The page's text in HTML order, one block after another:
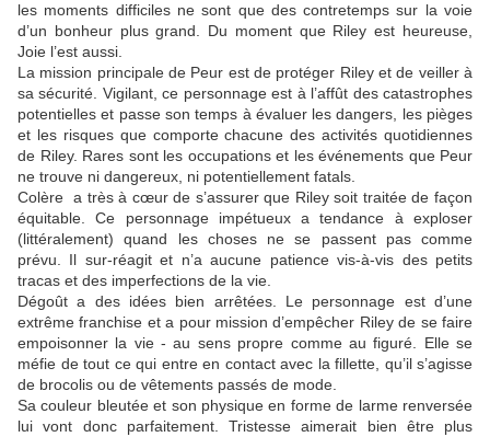
les moments difficiles ne sont que des contretemps sur la voie
d’un bonheur plus grand. Du moment que Riley est heureuse,
Joie l’est aussi.
La mission principale de Peur est de protéger Riley et de veiller à
sa sécurité. Vigilant, ce personnage est à l’affût des catastrophes
potentielles et passe son temps à évaluer les dangers, les pièges
et les risques que comporte chacune des activités quotidiennes
de Riley. Rares sont les occupations et les événements que Peur
ne trouve ni dangereux, ni potentiellement fatals.
Colère a très à cœur de s’assurer que Riley soit traitée de façon
équitable. Ce personnage impétueux a tendance à exploser
(littéralement) quand les choses ne se passent pas comme
prévu. Il sur-réagit et n’a aucune patience vis-à-vis des petits
tracas et des imperfections de la vie.
Dégoût a des idées bien arrêtées. Le personnage est d’une
extrême franchise et a pour mission d’empêcher Riley de se faire
empoisonner la vie - au sens propre comme au figuré. Elle se
méfie de tout ce qui entre en contact avec la fillette, qu’il s’agisse
de brocolis ou de vêtements passés de mode.
Sa couleur bleutée et son physique en forme de larme renversée
lui vont donc parfaitement. Tristesse aimerait bien être plus